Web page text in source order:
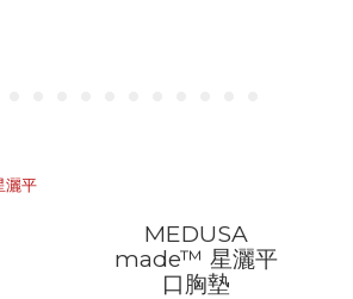
MEDUSA
made™ 星灑平
口胸墊